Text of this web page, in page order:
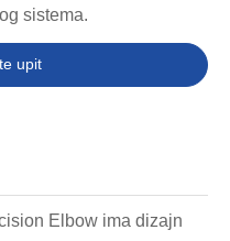
sistema.
upit
Elbow ima dizajn